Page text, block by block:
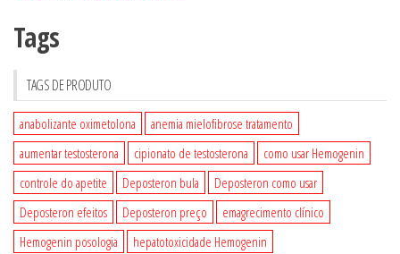
Tags
TAGS DE PRODUTO
anabolizante oximetolona
anemia mielofibrose tratamento
aumentar testosterona
cipionato de testosterona
como usar Hemogenin
controle do apetite
Deposteron bula
Deposteron como usar
Deposteron efeitos
Deposteron preço
emagrecimento clínico
Hemogenin posologia
hepatotoxicidade Hemogenin